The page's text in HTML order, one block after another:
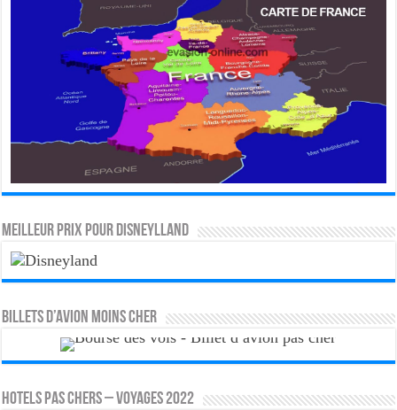
MEILLEUR PRIX POUR DISNEYLLAND
Billets d’avion moins cher
HOTELS PAS CHERS – VOYAGES 2022